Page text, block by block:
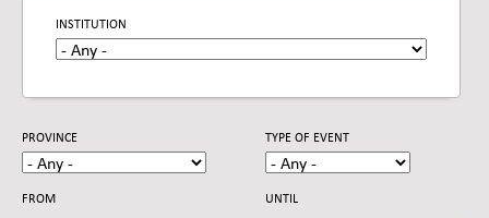
INSTITUTION
PROVINCE TYPE OF EVENT
FROM
UNTIL
Pages